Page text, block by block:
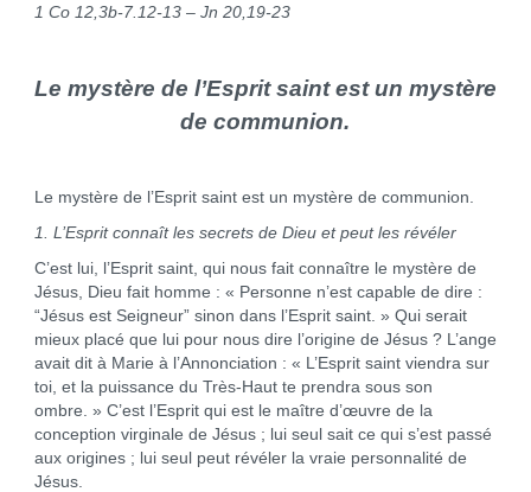
1 Co 12,3b-7.12-13 – Jn 20,19-23
Le mystère de l’Esprit saint est un mystère
de communion.
Le mystère de l’Esprit saint est un mystère de communion.
1. L’Esprit connaît les secrets de Dieu et peut les révéler
C’est lui, l’Esprit saint, qui nous fait connaître le mystère de
Jésus, Dieu fait homme : « Personne n’est capable de dire :
“Jésus est Seigneur” sinon dans l’Esprit saint. » Qui serait
mieux placé que lui pour nous dire l’origine de Jésus ? L’ange
avait dit à Marie à l’Annonciation : « L’Esprit saint viendra sur
toi, et la puissance du Très-Haut te prendra sous son
ombre. » C’est l’Esprit qui est le maître d’œuvre de la
conception virginale de Jésus ; lui seul sait ce qui s’est passé
aux origines ; lui seul peut révéler la vraie personnalité de
Jésus.